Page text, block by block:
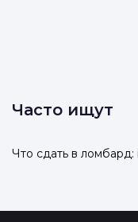
Часто ищут
Что сдать в